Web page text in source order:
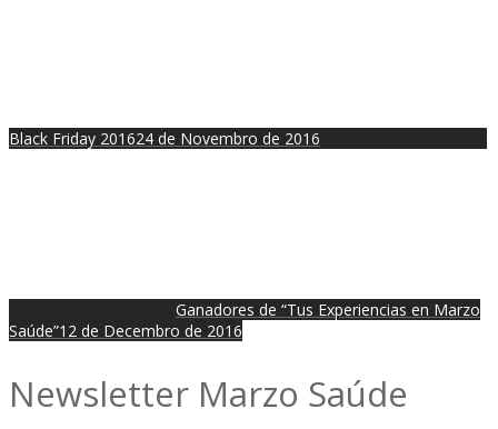
Black Friday 201624 de Novembro de 2016
Ganadores de “Tus Experiencias en Marzo
Saúde”12 de Decembro de 2016
Newsletter Marzo Saúde